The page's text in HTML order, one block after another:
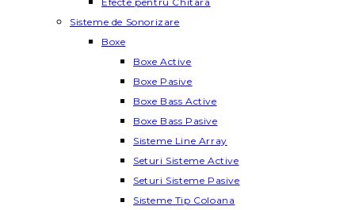
Sisteme de Sonorizare
Boxe
Boxe Active
Boxe Pasive
Boxe Bass Active
Boxe Bass Pasive
Sisteme Line Array
Seturi Sisteme Active
Seturi Sisteme Pasive
Sisteme Tip Coloana